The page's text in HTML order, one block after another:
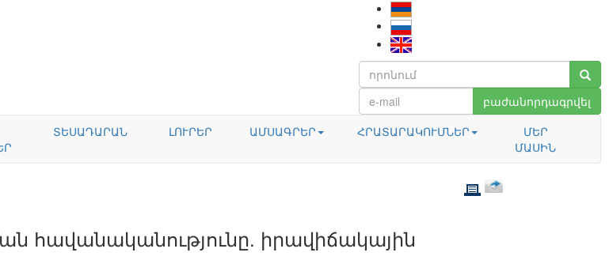
բաժանորդագրվել
ՏԵՍԱԴԱՐԱՆ ԼՈՒՐԵՐ ԱՄՍԱԳՐԵՐ ՀՐԱՏԱՐԱԿՈՒՄՆԵՐ
ՄԵՐ
ՄԱՍԻՆ
հավանականությունը. իրավիճակային